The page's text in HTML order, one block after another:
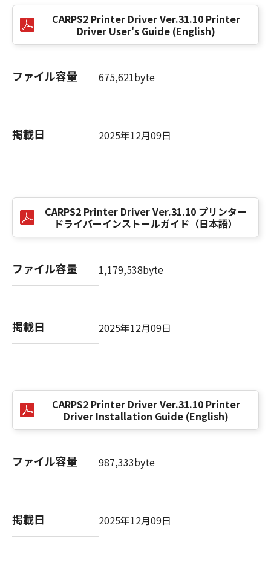
(5) お客様は、「許諾ソフトウェア」を、各種
法令等に違反する行為または公序良俗に反する
行為のために利用することはできません。ま
(6) お客様は、「コンテンツデータ」を、アダ
ルトコンテンツ、暴力団関係等と関連する目的
(7) お客様は、「コンテンツデータ」に関する
キヤノンまたはキヤノンのライセンサーの著作
きません。また、第三者にこのような行為をさ
せてはなりません。
(8) お客様は、「コンテンツデータ」の全部ま
たは一部を自らまたは第三者のために商標、商
し、登記し、または登録することはできませ
ん。また、第三者にこのような行為をさせては
ン、キヤノンの子会社、もしくはキヤノンのラ
イセンサーのイメージを損なう行為のために利
せん。
３．情報送信および利用の承諾
ーネットを通じてキヤノンまたはキヤノンが指
定した第三者のサーバーにアクセスした場合
お客様のご利用端末等に関する情報を送信する
CARPS2 Printer Driver Ver.31.10 Printer
Driver User's Guide (English)
ファイル容量 675,621byte
掲載日 2025年12月09日
CARPS2 Printer Driver Ver.31.10 プリンター
ドライバーインストールガイド（日本語）
ファイル容量 1,179,538byte
掲載日 2025年12月09日
CARPS2 Printer Driver Ver.31.10 Printer
Driver Installation Guide (English)
ファイル容量 987,333byte
掲載日 2025年12月09日